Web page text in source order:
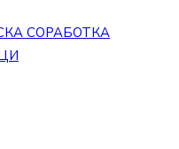
СОРАБОТКА